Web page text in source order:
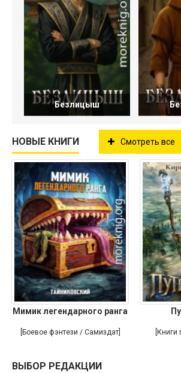
Безлицыш
НОВЫЕ КНИГИ Смотреть все
Мимик легендарного ранга
[Боевое фэнтези / Самиздат]
ВЫБОР РЕДАКЦИИ